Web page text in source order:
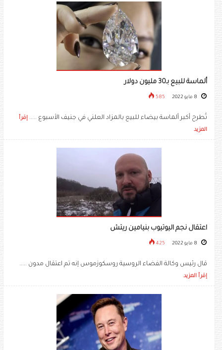
ألماسة للبيع بـ30 مليون دولار
585
تُطرح أكبر ألماسة بيضاء للبيع بالمزاد العلني في جنيف الأسبوع ..... إقرأ
المزيد
اعتقال نجم اليوتيوب بنيامين ريتش
425
قال رئيس وكالة الفضاء الروسية روسكوزموس إنه تم اعتقال مدون .....
إقرأ المزيد